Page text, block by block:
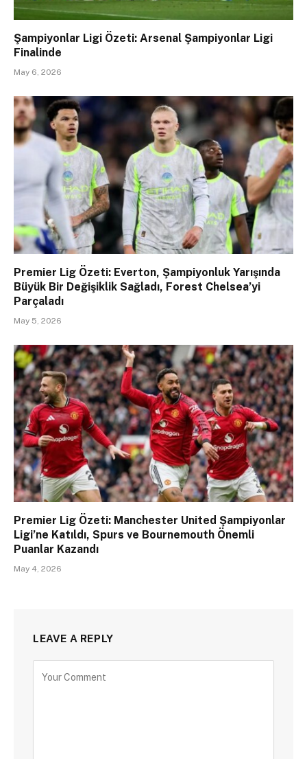
Şampiyonlar Ligi Özeti: Arsenal Şampiyonlar Ligi
Finalinde
May 6, 2026
Premier Lig Özeti: Everton, Şampiyonluk Yarışında
Büyük Bir Değişiklik Sağladı, Forest Chelsea’yi
Parçaladı
May 5, 2026
Premier Lig Özeti: Manchester United Şampiyonlar
Ligi’ne Katıldı, Spurs ve Bournemouth Önemli
Puanlar Kazandı
May 4, 2026
LEAVE A REPLY